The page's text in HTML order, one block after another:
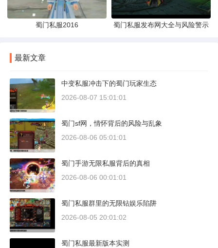
蜀门私服2016 蜀门私服发布网大全与风险警示
最新文章
中变私服冲击下的蜀门玩家生态
2026-08-07 15:01:01
蜀门sf网，情怀背后的风险与乱象
2026-08-06 05:01:01
蜀门手游无限私服背后的真相
2026-08-06 00:01:01
蜀门私服群里的无限钻娱乐陷阱
2026-08-05 20:01:02
蜀门私服最新版本实测